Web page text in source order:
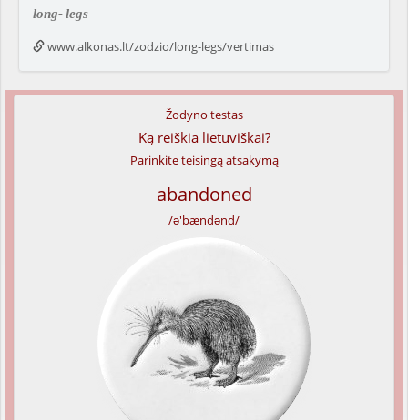
long-legs
www.alkonas.lt/zodzio/long-legs/vertimas
Žodyno testas
Ką reiškia lietuviškai?
Parinkite teisingą atsakymą
abandoned
/ə'bændənd/